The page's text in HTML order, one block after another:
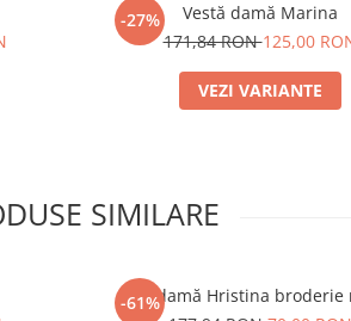
-27%
Vestă damă Marina
171,84 RON125,00
VEZI VARIANTE
SIMILARE
-61%
Ie damă Hristina broderie